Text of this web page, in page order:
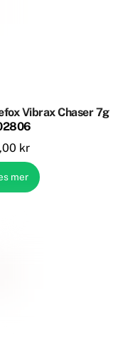
Vibrax Chaser 7g
kr
mer